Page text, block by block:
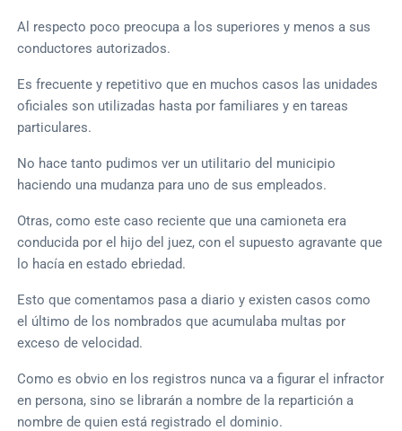
Al respecto poco preocupa a los superiores y menos a sus
conductores autorizados.
Es frecuente y repetitivo que en muchos casos las unidades
oficiales son utilizadas hasta por familiares y en tareas
particulares.
No hace tanto pudimos ver un utilitario del municipio
haciendo una mudanza para uno de sus empleados.
Otras, como este caso reciente que una camioneta era
conducida por el hijo del juez, con el supuesto agravante que
lo hacía en estado ebriedad.
Esto que comentamos pasa a diario y existen casos como
el último de los nombrados que acumulaba multas por
exceso de velocidad.
Como es obvio en los registros nunca va a figurar el infractor
en persona, sino se librarán a nombre de la repartición a
nombre de quien está registrado el dominio.